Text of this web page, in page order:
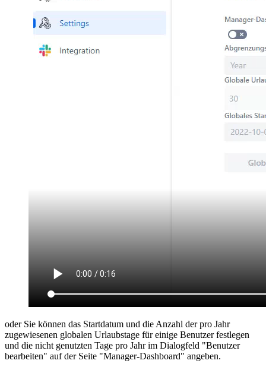
oder Sie können das Startdatum und die Anzahl der pro Jahr
zugewiesenen globalen Urlaubstage für einige Benutzer festlegen
und die nicht genutzten Tage pro Jahr im Dialogfeld "Benutzer
bearbeiten" auf der Seite "Manager-Dashboard" angeben.